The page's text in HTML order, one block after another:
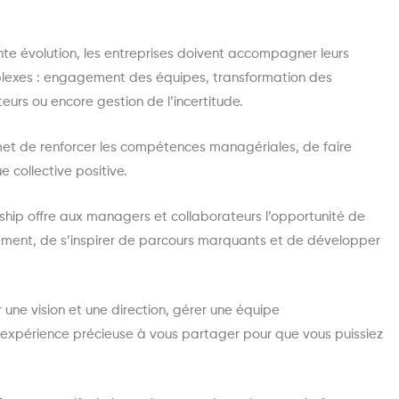
évolution, les entreprises doivent accompagner leurs
: engagement des équipes, transformation des
ou encore gestion de l’incertitude.
de renforcer les compétences managériales, de faire
collective positive.
offre aux managers et collaborateurs l’opportunité de
de s’inspirer de parcours marquants et de développer
vision et une direction, gérer une équipe
précieuse à vous partager pour que vous puissiez